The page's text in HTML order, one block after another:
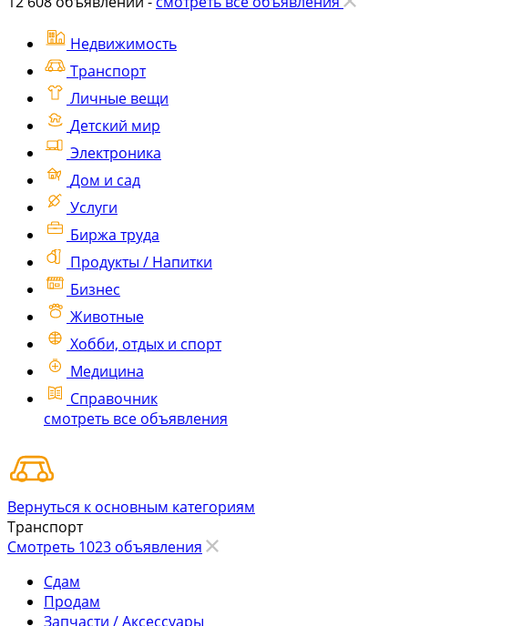
Недвижимость
Транспорт
Личные вещи
Детский мир
Электроника
Дом и сад
Услуги
Биржа труда
Продукты / Напитки
Бизнес
Животные
Хобби, отдых и спорт
Медицина
Справочник
смотреть все объявления
Вернуться к основным категориям
Транспорт
Смотреть 1023 объявления
Сдам
Продам
Запчасти / Аксессуары